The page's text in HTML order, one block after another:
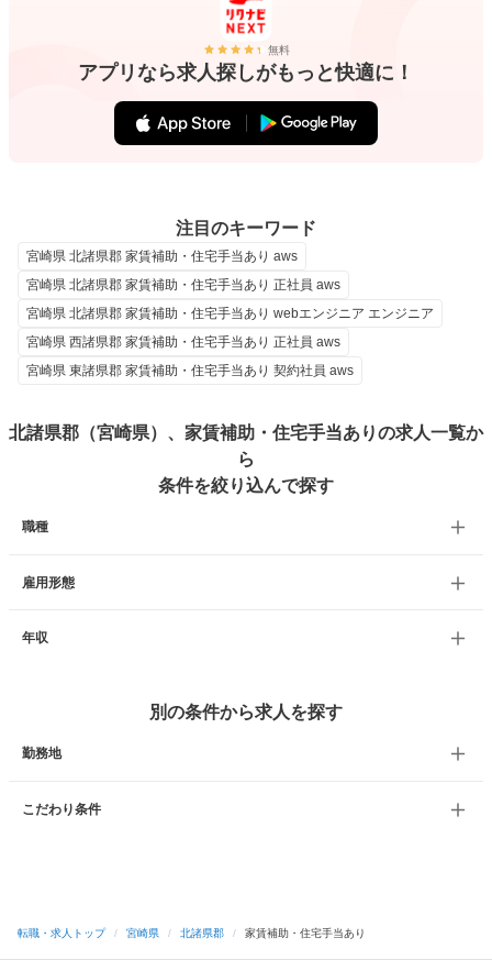
無料
アプリなら求人探しがもっと快適に！
注目のキーワード
宮崎県 北諸県郡 家賃補助・住宅手当あり aws
宮崎県 北諸県郡 家賃補助・住宅手当あり 正社員 aws
宮崎県 北諸県郡 家賃補助・住宅手当あり webエンジニア エンジニア
宮崎県 西諸県郡 家賃補助・住宅手当あり 正社員 aws
宮崎県 東諸県郡 家賃補助・住宅手当あり 契約社員 aws
北諸県郡（宮崎県）、家賃補助・住宅手当ありの求人一覧か
ら
条件を絞り込んで探す
職種
雇用形態
年収
別の条件から求人を探す
勤務地
こだわり条件
転職・求人トップ / 宮崎県 / 北諸県郡 / 家賃補助・住宅手当あり